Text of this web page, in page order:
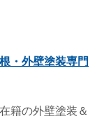
・外壁塗装専門
籍の外壁塗装＆